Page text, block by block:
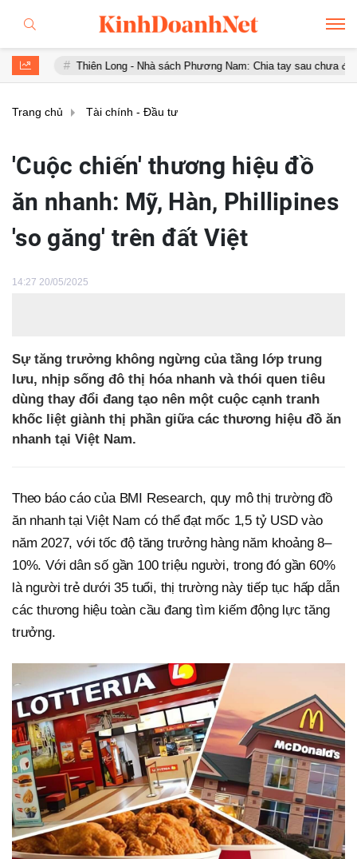
Thiên Long - Nhà sách Phương Nam: Chia tay sau chưa đầy 1 năm 'hợp
Trang chủ Tài chính - Đầu tư
'Cuộc chiến' thương hiệu đồ
ăn nhanh: Mỹ, Hàn, Phillipines
'so găng' trên đất Việt
14:27 20/05/2025
Sự tăng trưởng không ngừng của tầng lớp trung
lưu, nhịp sống đô thị hóa nhanh và thói quen tiêu
dùng thay đổi đang tạo nên một cuộc cạnh tranh
khốc liệt giành thị phần giữa các thương hiệu đồ ăn
nhanh tại Việt Nam.
Theo báo cáo của BMI Research, quy mô thị trường đồ
ăn nhanh tại Việt Nam có thể đạt mốc 1,5 tỷ USD vào
năm 2027, với tốc độ tăng trưởng hàng năm khoảng 8–
10%. Với dân số gần 100 triệu người, trong đó gần 60%
là người trẻ dưới 35 tuổi, thị trường này tiếp tục hấp dẫn
các thương hiệu toàn cầu đang tìm kiếm động lực tăng
trưởng.